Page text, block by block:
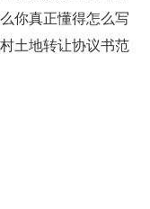
你真正懂得怎么写
土地转让协议书范